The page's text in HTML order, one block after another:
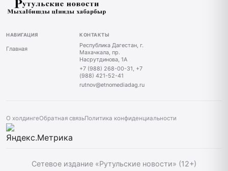
НАВИГАЦИЯ
Главная
КОНТАКТЫ
Республика Дагестан, г.
Махачкала, пр.
Насрутдинова, 1А
+7 (988) 268-00-31, +7
(988) 421-52-41
rutnov@etnomediadag.ru
О холдингеОбратная связьПолитика конфиденциальности
Сетевое издание «Рутульские новости» (12+)